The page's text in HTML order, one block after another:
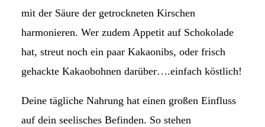
mit der Säure der getrockneten Kirschen
harmonieren. Wer zudem Appetit auf Schokolade
hat, streut noch ein paar Kakaonibs, oder frisch
gehackte Kakaobohnen darüber….einfach köstlich!
Deine tägliche Nahrung hat einen großen Einfluss
auf dein seelisches Befinden. So stehen